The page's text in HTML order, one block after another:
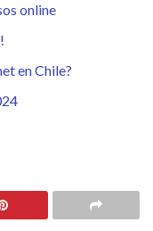
online
en Chile?